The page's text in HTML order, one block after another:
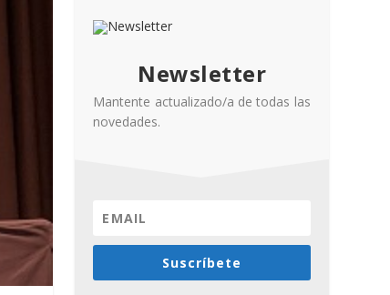
Newsletter
Mantente actualizado/a de todas las
novedades.
Suscríbete